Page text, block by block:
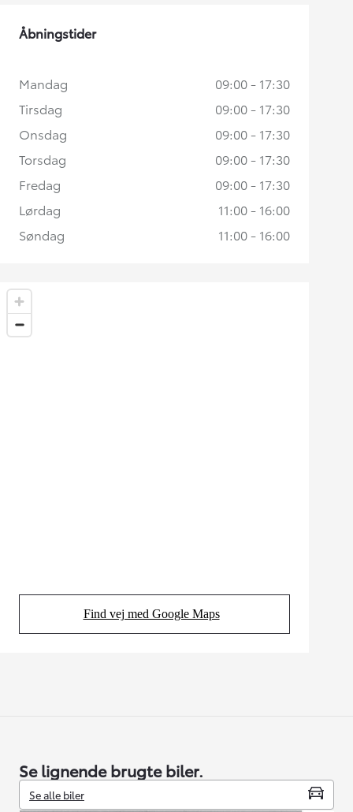
Find vej med Google Maps
(Opens in new tab)
Åbningstider
Mandag
09:00 - 17:30
Tirsdag
09:00 - 17:30
Onsdag
09:00 - 17:30
Torsdag
09:00 - 17:30
Fredag
09:00 - 17:30
Lørdag
11:00 - 16:00
Søndag
11:00 - 16:00
Se lignende brugte biler.
Se alle biler